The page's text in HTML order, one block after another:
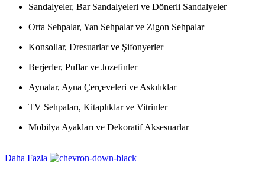
Sandalyeler, Bar Sandalyeleri ve Dönerli Sandalyeler
Orta Sehpalar, Yan Sehpalar ve Zigon Sehpalar
Konsollar, Dresuarlar ve Şifonyerler
Berjerler, Puflar ve Jozefinler
Aynalar, Ayna Çerçeveleri ve Askılıklar
TV Sehpaları, Kitaplıklar ve Vitrinler
Mobilya Ayakları ve Dekoratif Aksesuarlar
Daha Fazla